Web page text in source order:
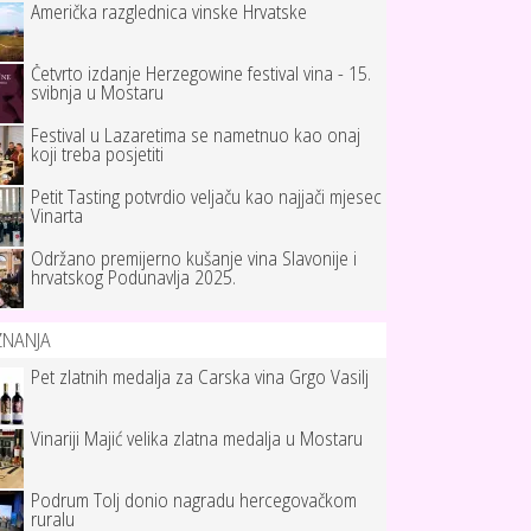
Američka razglednica vinske Hrvatske
Četvrto izdanje Herzegowine festival vina - 15.
svibnja u Mostaru
Festival u Lazaretima se nametnuo kao onaj
koji treba posjetiti
Petit Tasting potvrdio veljaču kao najjači mjesec
Vinarta
Održano premijerno kušanje vina Slavonije i
hrvatskog Podunavlja 2025.
Pet zlatnih medalja za Carska vina Grgo Vasilj
Vinariji Majić velika zlatna medalja u Mostaru
Podrum Tolj donio nagradu hercegovačkom
ruralu